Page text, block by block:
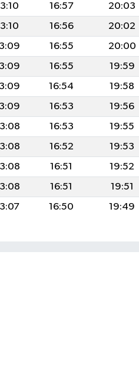
16:57 20:03
16:56 20:02
16:55 20:00
16:55 19:59
16:54 19:58
16:53 19:56
16:53 19:55
16:52 19:53
16:51 19:52
16:51 19:51
16:50 19:49